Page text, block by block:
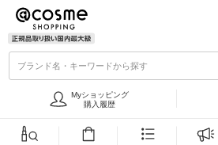
ブランド名・キーワードから探す
Myショッピング
購入履歴